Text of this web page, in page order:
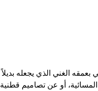
الغني الذي يجعله بديلاً
أو عن تصاميم قطنية